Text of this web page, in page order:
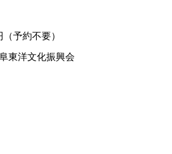
予約不要）
東洋文化振興会